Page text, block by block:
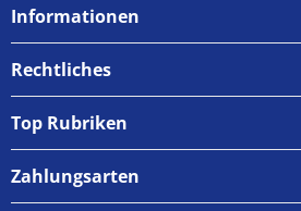
Informationen
Über uns
Zahlungsarten
Versand & Abholung
Rechtliches
AGB
Widerrufsrecht
Top Rubriken
Zahlungsarten